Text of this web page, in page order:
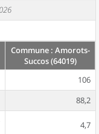
Commune : Amorots-
Succos (64019)
106
88,2
4,7